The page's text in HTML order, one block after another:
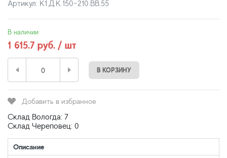
Артикул: К1.Д.К.150-210.ВВ.55
В наличии
1 615.7 руб. / шт
В КОРЗИНУ
Добавить в избранное
Склад Вологда: 7
Склад Череповец: 0
Описание